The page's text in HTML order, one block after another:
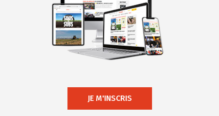
JE M'INSCRIS